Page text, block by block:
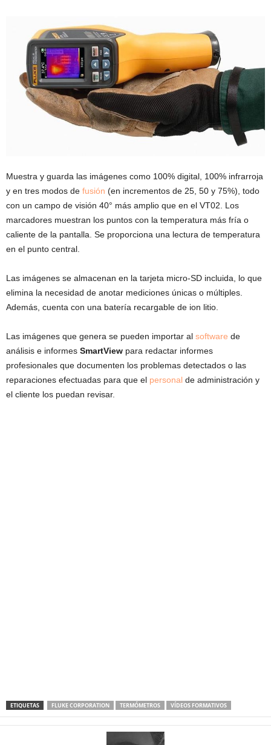
Muestra y guarda las imágenes como 100% digital, 100% infrarroja
y en tres modos de fusión (en incrementos de 25, 50 y 75%), todo
con un campo de visión 40° más amplio que en el VT02. Los
marcadores muestran los puntos con la temperatura más fría o
caliente de la pantalla. Se proporciona una lectura de temperatura
en el punto central.
Las imágenes se almacenan en la tarjeta micro-SD incluida, lo que
elimina la necesidad de anotar mediciones únicas o múltiples.
Además, cuenta con una batería recargable de ion litio.
Las imágenes que genera se pueden importar al software de
análisis e informes SmartView para redactar informes
profesionales que documenten los problemas detectados o las
reparaciones efectuadas para que el personal de administración y
el cliente los puedan revisar.
ETIQUETAS FLUKE CORPORATION TERMÓMETROS VÍDEOS FORMATIVOS